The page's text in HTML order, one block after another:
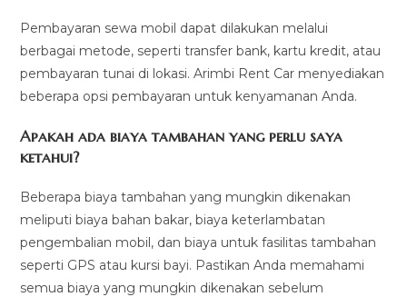
Pembayaran sewa mobil dapat dilakukan melalui
berbagai metode, seperti transfer bank, kartu kredit, atau
pembayaran tunai di lokasi. Arimbi Rent Car menyediakan
beberapa opsi pembayaran untuk kenyamanan Anda.
Apakah ada biaya tambahan yang perlu saya
ketahui?
Beberapa biaya tambahan yang mungkin dikenakan
meliputi biaya bahan bakar, biaya keterlambatan
pengembalian mobil, dan biaya untuk fasilitas tambahan
seperti GPS atau kursi bayi. Pastikan Anda memahami
semua biaya yang mungkin dikenakan sebelum